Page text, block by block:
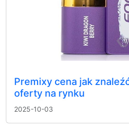
Premixy cena jak
oferty na rynku
2025-10-03